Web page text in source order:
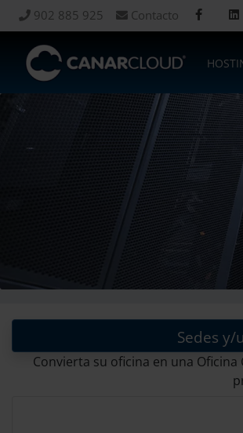
902 885 925 Contacto
Sedes y/
Convierta su oficina en una